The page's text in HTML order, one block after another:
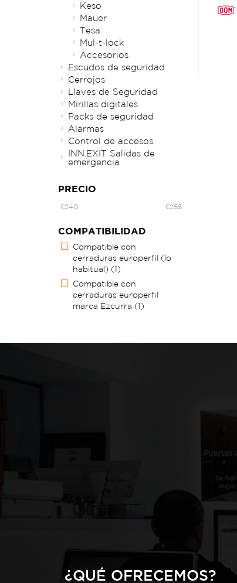
Keso
Mauer
Tesa
Mul-t-lock
Accesorios
Escudos de seguridad
Cerrojos
Llaves de Seguridad
Mirillas digitales
Packs de seguridad
Alarmas
Control de accesos
INN.EXIT Salidas de
emergencia
PRECIO
€240 €255
COMPATIBILIDAD
Compatible con
cerraduras europerfil (lo
habitual) (1)
Compatible con
cerraduras europerfil
marca Ezcurra (1)
¿QUÉ OFRECEMOS?